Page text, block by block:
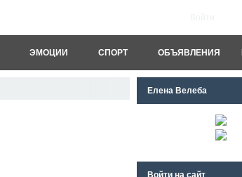
ЭМОЦИИ СПОРТ ОБЪЯВЛЕНИЯ
Елена Велеба
Войти на сайт